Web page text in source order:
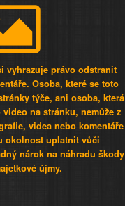
vyhrazuje právo odstranit
Osoba, které se toto
týče, ani osoba, která
na stránku, nemůže z
videa nebo komentáře
okolnost uplatnit vůči
nárok na náhradu škody
újmy.